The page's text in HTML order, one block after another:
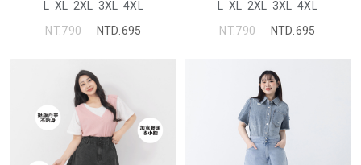
L XL 2XL 3XL 4XL
NT.790
NTD.695
L XL 2XL 3XL 4XL
NT.790
NTD.695